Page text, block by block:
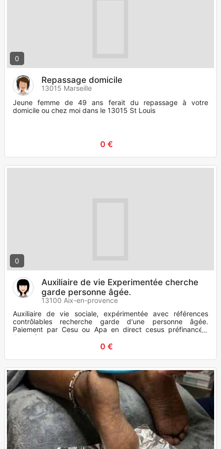
0
Repassage domicile
13015 Marseille
Jeune femme de 49 ans ferait du repassage à votre
domicile ou chez moi dans le 13015 St Louis
0 €
0
Auxiliaire de vie Experimentée cherche
garde personne âgée.
13100 Aix-en-provence
Auxiliaire de vie sociale, expérimentée avec références
contrôlables recherche garde d'une personne âgée.
Paiement par Cesu ou Apa en direct cesus préfinancés.
Garde à la semaine
0 €